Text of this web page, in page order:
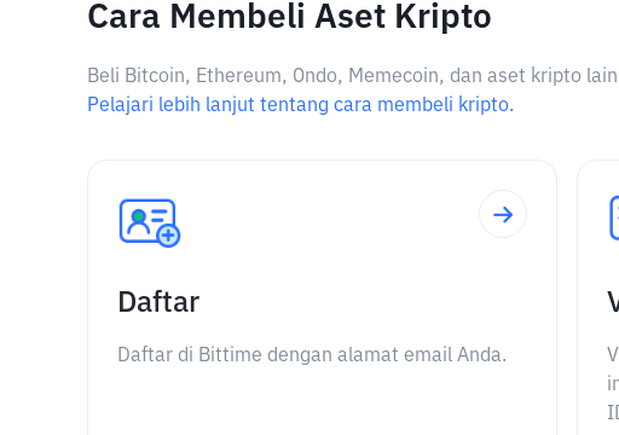
Cara Membeli Aset Kripto
Beli Bitcoin, Ethereum, Ondo, Memecoin, dan aset kripto
Pelajari lebih lanjut tentang cara membeli kripto.
Daftar
Daftar di Bittime dengan alamat email Anda.